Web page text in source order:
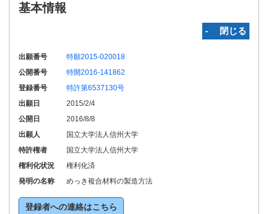
基本情報
‐ 閉じる
出願番号
特願2015-020018
公開番号
特開2016-141862
登録番号
特許第6537130号
出願日
2015/2/4
公開日
2016/8/8
出願人
国立大学法人信州大学
特許権者
国立大学法人信州大学
権利化状況
権利化済
発明の名称
めっき複合材料の製造方法
登録者への連絡はこちら